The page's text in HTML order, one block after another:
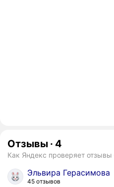
Отзывы · 4
Как Яндекс проверяет отзывы
Эльвира Герасимова
45 отзывов